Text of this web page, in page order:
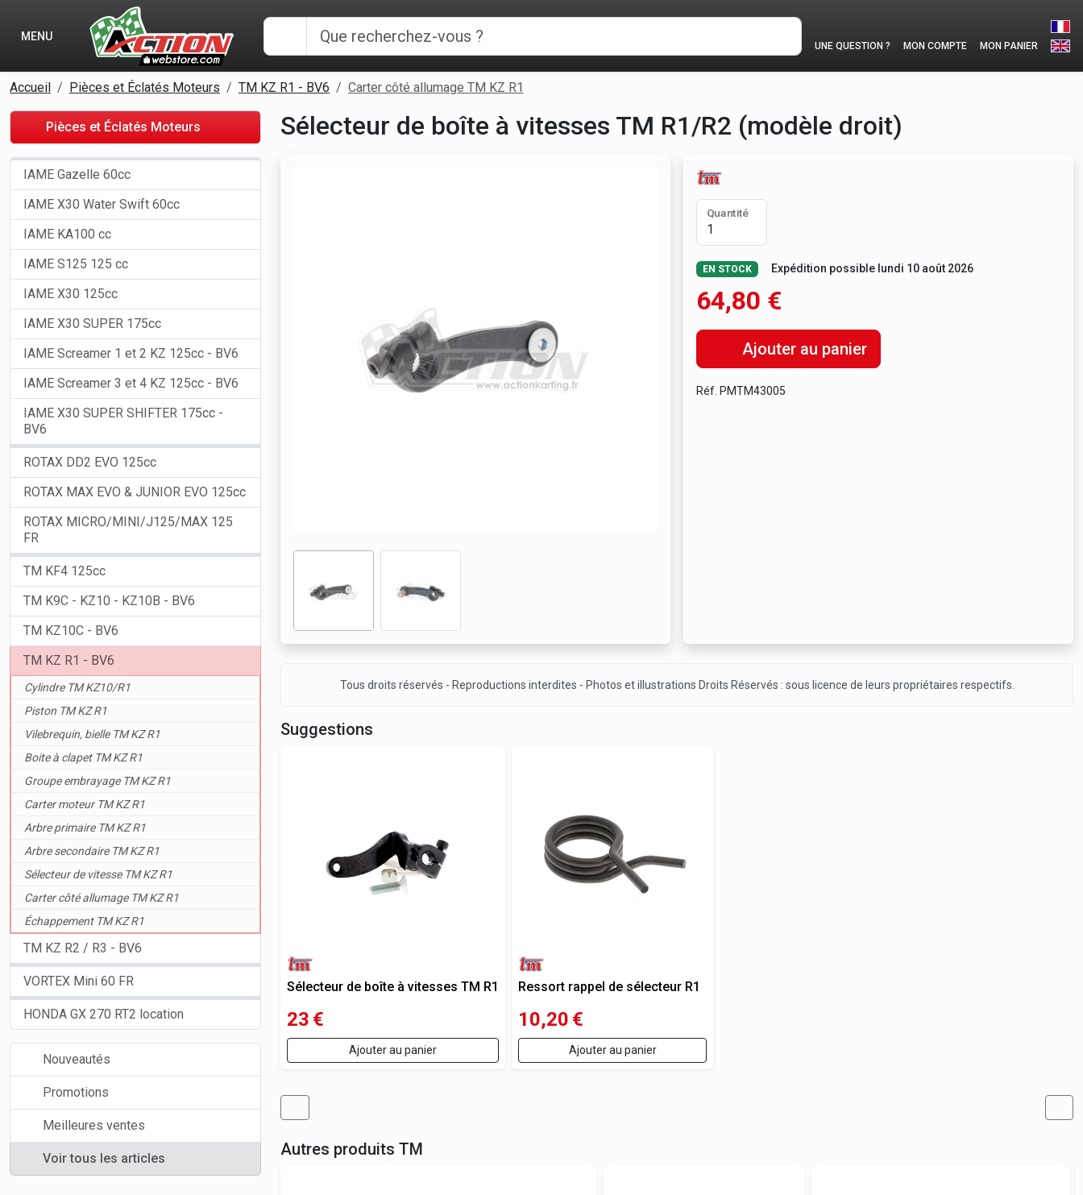
Panneau de gestion des cookies
MENU
UNE QUESTION ? MON COMPTE MON PANIER
Accueil Pièces et Éclatés Moteurs TM KZ R1 - BV6 Carter côté allumage TM KZ R1
Sélecteur de boîte à vitesses TM R1/R2 (modèle droit)
Quantité
EN STOCK Expédition possible lundi 10 août 2026
64,80 €
Ajouter au panier
Réf. PMTM43005
Tous droits réservés - Reproductions interdites - Photos et illustrations Droits Réservés : sous licence de leurs propriétaires respectifs.
Suggestions
Sélecteur de boîte à vitesses TM R1
23 €
Ajouter au panier
Ressort rappel de sélecteur R1
10,20 €
Ajouter au panier
Autres produits TM
Pièces et Éclatés Moteurs
Nouveautés
Promotions
Meilleures ventes
Voir tous les articles
IAME Gazelle 60cc
IAME X30 Water Swift 60cc
IAME KA100 cc
IAME S125 125 cc
IAME X30 125cc
IAME X30 SUPER 175cc
IAME Screamer 1 et 2 KZ 125cc - BV6
IAME Screamer 3 et 4 KZ 125cc - BV6
IAME X30 SUPER SHIFTER 175cc -
BV6
ROTAX DD2 EVO 125cc
ROTAX MAX EVO & JUNIOR EVO 125cc
ROTAX MICRO/MINI/J125/MAX 125
FR
TM KF4 125cc
TM K9C - KZ10 - KZ10B - BV6
TM KZ10C - BV6
TM KZ R1 - BV6
Cylindre TM KZ10/R1
Piston TM KZ R1
Vilebrequin, bielle TM KZ R1
Boite à clapet TM KZ R1
Groupe embrayage TM KZ R1
Carter moteur TM KZ R1
Arbre primaire TM KZ R1
Arbre secondaire TM KZ R1
Sélecteur de vitesse TM KZ R1
Carter côté allumage TM KZ R1
Échappement TM KZ R1
TM KZ R2 / R3 - BV6
VORTEX Mini 60 FR
HONDA GX 270 RT2 location